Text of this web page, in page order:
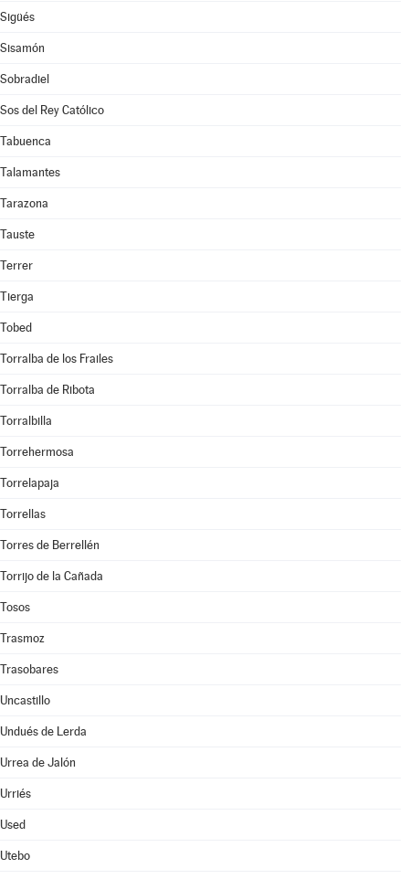
Sigüés
Sisamón
Sobradiel
Sos del Rey Católico
Tabuenca
Talamantes
Tarazona
Tauste
Terrer
Tierga
Tobed
Torralba de los Frailes
Torralba de Ribota
Torralbilla
Torrehermosa
Torrelapaja
Torrellas
Torres de Berrellén
Torrijo de la Cañada
Tosos
Trasmoz
Trasobares
Uncastillo
Undués de Lerda
Urrea de Jalón
Urriés
Used
Utebo